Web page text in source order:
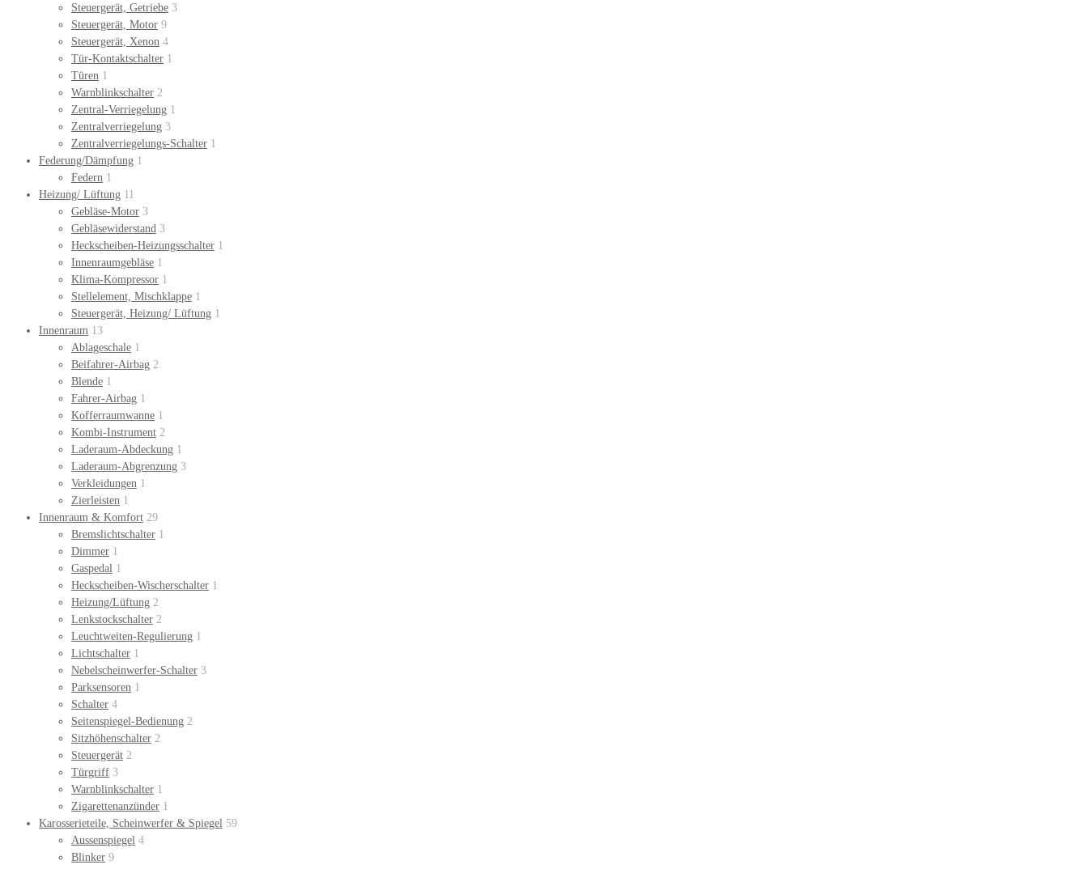
Steuergerät, Getriebe 3
Steuergerät, Motor 9
Steuergerät, Xenon 4
Tür-Kontaktschalter 1
Türen 1
Warnblinkschalter 2
Zentral-Verriegelung 1
Zentralverriegelung 3
Zentralverriegelungs-Schalter 1
Federung/Dämpfung 1
Federn 1
Heizung/ Lüftung 11
Gebläse-Motor 3
Gebläsewiderstand 3
Heckscheiben-Heizungsschalter 1
Innenraumgebläse 1
Klima-Kompressor 1
Stellelement, Mischklappe 1
Steuergerät, Heizung/ Lüftung 1
Innenraum 13
Ablageschale 1
Beifahrer-Airbag 2
Blende 1
Fahrer-Airbag 1
Kofferraumwanne 1
Kombi-Instrument 2
Laderaum-Abdeckung 1
Laderaum-Abgrenzung 3
Verkleidungen 1
Zierleisten 1
Innenraum & Komfort 29
Bremslichtschalter 1
Dimmer 1
Gaspedal 1
Heckscheiben-Wischerschalter 1
Heizung/Lüftung 2
Lenkstockschalter 2
Leuchtweiten-Regulierung 1
Lichtschalter 1
Nebelscheinwerfer-Schalter 3
Parksensoren 1
Schalter 4
Seitenspiegel-Bedienung 2
Sitzhöhenschalter 2
Steuergerät 2
Türgriff 3
Warnblinkschalter 1
Zigarettenanzünder 1
Karosserieteile, Scheinwerfer & Spiegel 59
Aussenspiegel 4
Blinker 9